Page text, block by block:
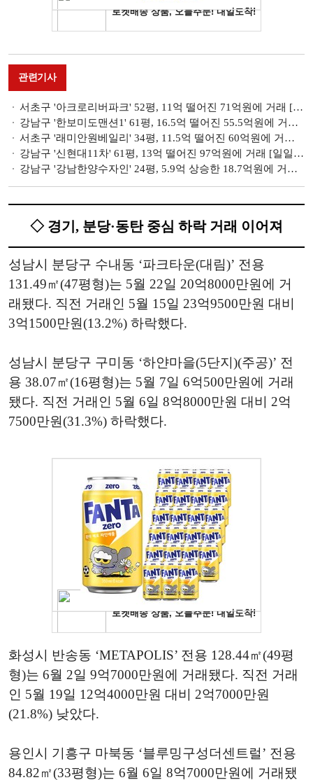
관련기사
서초구 '아크로리버파크' 52평, 11억 떨어진 71억원에 거래 [일일 하락가]
강남구 '한보미도맨션1' 61평, 16.5억 떨어진 55.5억원에 거래 [일일 하락가]
서초구 '래미안원베일리' 34평, 11.5억 떨어진 60억원에 거래 [일일 하락가]
강남구 '신현대11차' 61평, 13억 떨어진 97억원에 거래 [일일 하락가]
강남구 '강남한양수자인' 24평, 5.9억 상승한 18.7억원에 거래 [일일 신고가]
◇ 경기, 분당·동탄 중심 하락 거래 이어져
성남시 분당구 수내동 ‘파크타운(대림)’ 전용
131.49㎡(47평형)는 5월 22일 20억8000만원에 거
래됐다. 직전 거래인 5월 15일 23억9500만원 대비
3억1500만원(13.2%) 하락했다.
성남시 분당구 구미동 ‘하얀마을(5단지)(주공)’ 전
용 38.07㎡(16평형)는 5월 7일 6억500만원에 거래
됐다. 직전 거래인 5월 6일 8억8000만원 대비 2억
7500만원(31.3%) 하락했다.
화성시 반송동 ‘METAPOLIS’ 전용 128.44㎡(49평
형)는 6월 2일 9억7000만원에 거래됐다. 직전 거래
인 5월 19일 12억4000만원 대비 2억7000만원
(21.8%) 낮았다.
용인시 기흥구 마북동 ‘블루밍구성더센트럴’ 전용
84.82㎡(33평형)는 6월 6일 8억7000만원에 거래됐